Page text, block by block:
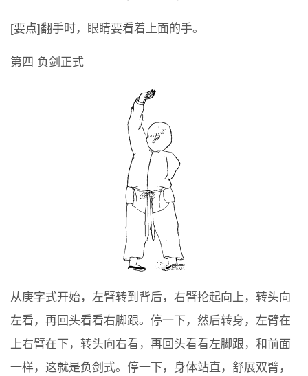
[要点]翻手时，眼睛要看着上面的手。
第四 负剑正式
从庚字式开始，左臂转到背后，右臂抡起向上，转头向
左看，再回头看看右脚跟。停一下，然后转身，左臂在
上右臂在下，转头向右看，再回头看看左脚跟，和前面
一样，这就是负剑式。停一下，身体站直，舒展双臂，